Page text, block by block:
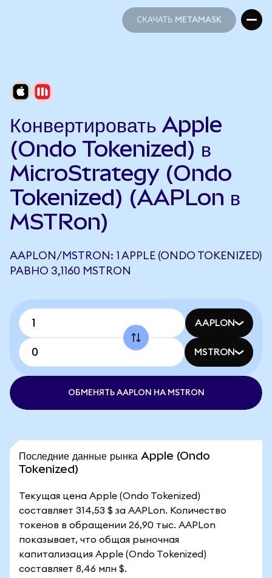
СКАЧАТЬ METAMASK
Конвертировать Apple
(Ondo Tokenized) в
MicroStrategy (Ondo
Tokenized) (AAPLon в
MSTRon)
AAPLON/MSTRON: 1 APPLE (ONDO TOKENIZED)
РАВНО 3,1160 MSTRON
AAPLON
MSTRON
ОБМЕНЯТЬ AAPLON НА MSTRON
Последние данные рынка Apple (Ondo
Tokenized)
Текущая цена Apple (Ondo Tokenized)
составляет 314,53 $ за AAPLon. Количество
токенов в обращении 26,90 тыс. AAPLon
показывает, что общая рыночная
капитализация Apple (Ondo Tokenized)
составляет 8,46 млн $.